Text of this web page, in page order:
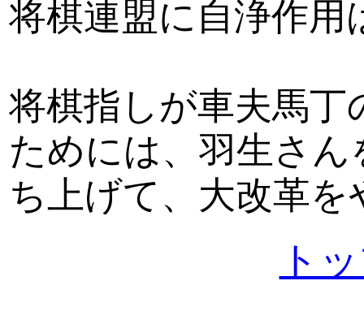
将棋連盟に自浄作
将棋指しが車夫馬
ためには、羽生さ
ち上げて、大改革
ト